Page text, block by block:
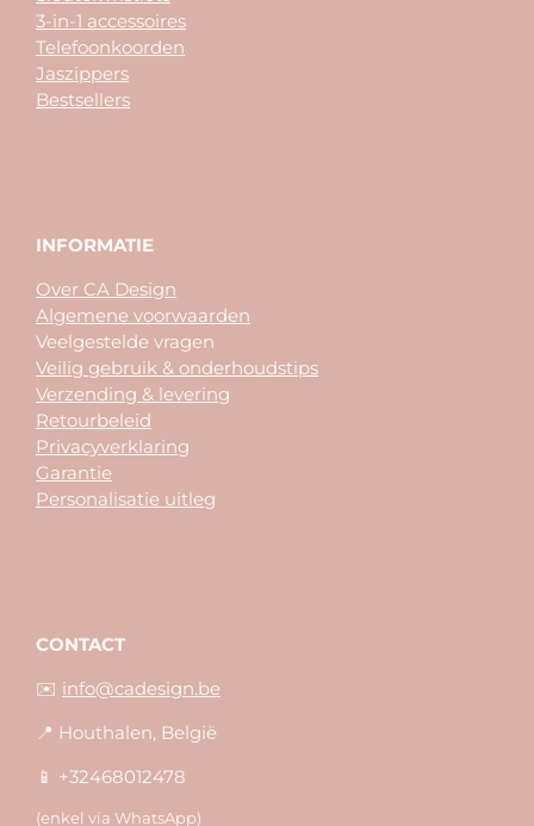
3-in-1 accessoires
Telefoonkoorden
Jaszippers
Bestsellers
INFORMATIE
Over CA Design
Algemene voorwaarden
Veelgestelde vragen
Veilig gebruik & onderhoudstips
Verzending & levering
Retourbeleid
Privacyverklaring
Garantie
Personalisatie uitleg
CONTACT
✉️ info@cadesign.be
📍 Houthalen, België
📱 +32468012478
(enkel via WhatsApp)